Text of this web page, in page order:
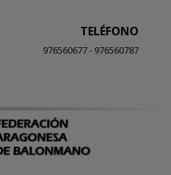
TELÉFONO
976560677 - 976560787